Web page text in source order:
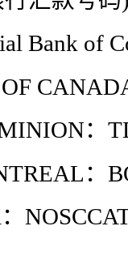
Bank of
：
：